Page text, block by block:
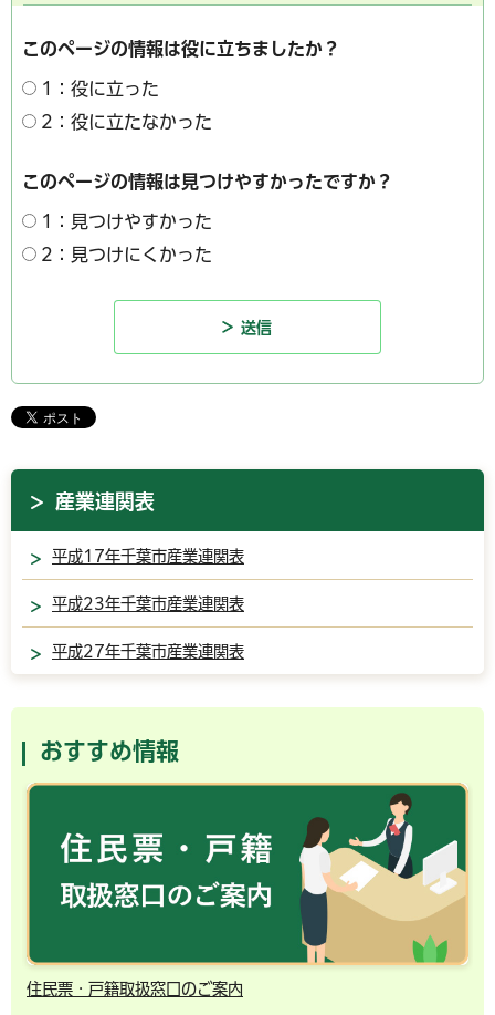
このページの情報は役に立ちましたか？
1：役に立った
2：役に立たなかった
このページの情報は見つけやすかったですか？
1：見つけやすかった
2：見つけにくかった
産業連関表
平成17年千葉市産業連関表
平成23年千葉市産業連関表
平成27年千葉市産業連関表
おすすめ情報
住民票・戸籍取扱窓口のご案内